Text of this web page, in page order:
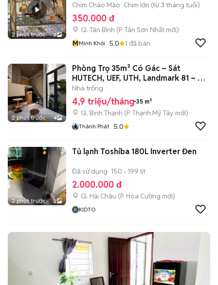
2 phút trước 2
Chim Chào Mào Chim lớn (từ 3 tháng tuổi)
350.000 đ
Q. Tân Bình (P. Tân Sơn Nhất mới)
MMinh Khôi 5.0 1 đã bán
2 phút trước 4
Phòng Trọ 35m² Có Gác – Sát
HUTECH, UEF, UTH, Landmark 81 – Chỉ
4.9 Tr
Nhà trống
4,9 triệu/tháng 35 m²
Q. Bình Thạnh (P. Thạnh Mỹ Tây mới)
Thành Phát 5.0
2 phút trước 2
Tủ lạnh Toshiba 180L Inverter Đen
Đã sử dụng 150 - 199 lít
2.000.000 đ
Q. Hải Châu (P. Hòa Cường mới)
KIDTO